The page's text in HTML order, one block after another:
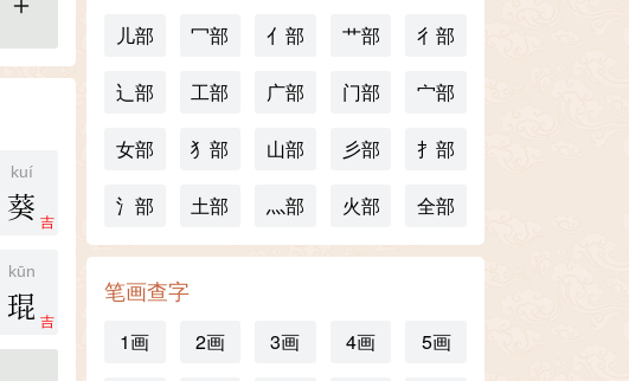
更多
kuí
吉
葵
kūn
吉
琨
儿部 冖部 亻部 艹部 彳部
辶部 工部 广部 门部 宀部
女部 犭部 山部 彡部 扌部
氵部 土部 灬部 火部 全部
笔画查字
1画 2画 3画 4画 5画